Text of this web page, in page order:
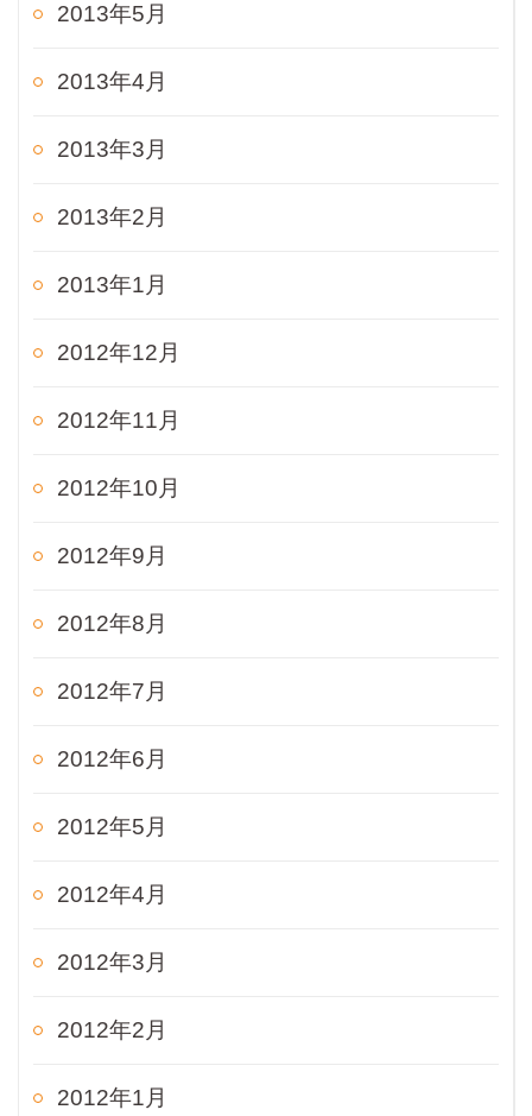
2013年5月
2013年4月
2013年3月
2013年2月
2013年1月
2012年12月
2012年11月
2012年10月
2012年9月
2012年8月
2012年7月
2012年6月
2012年5月
2012年4月
2012年3月
2012年2月
2012年1月